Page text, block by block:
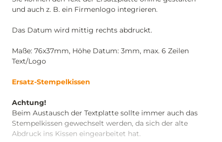
und auch z. B. ein Firmenlogo integrieren.
Das Datum wird mittig rechts abdruckt.
Maße: 76x37mm, Höhe Datum: 3mm, max. 6 Zeilen
Text/Logo
Ersatz-Stempelkissen
Achtung!
Beim Austausch der Textplatte sollte immer auch das
Stempelkissen gewechselt werden, da sich der alte
Abdruck ins Kissen eingearbeitet hat.